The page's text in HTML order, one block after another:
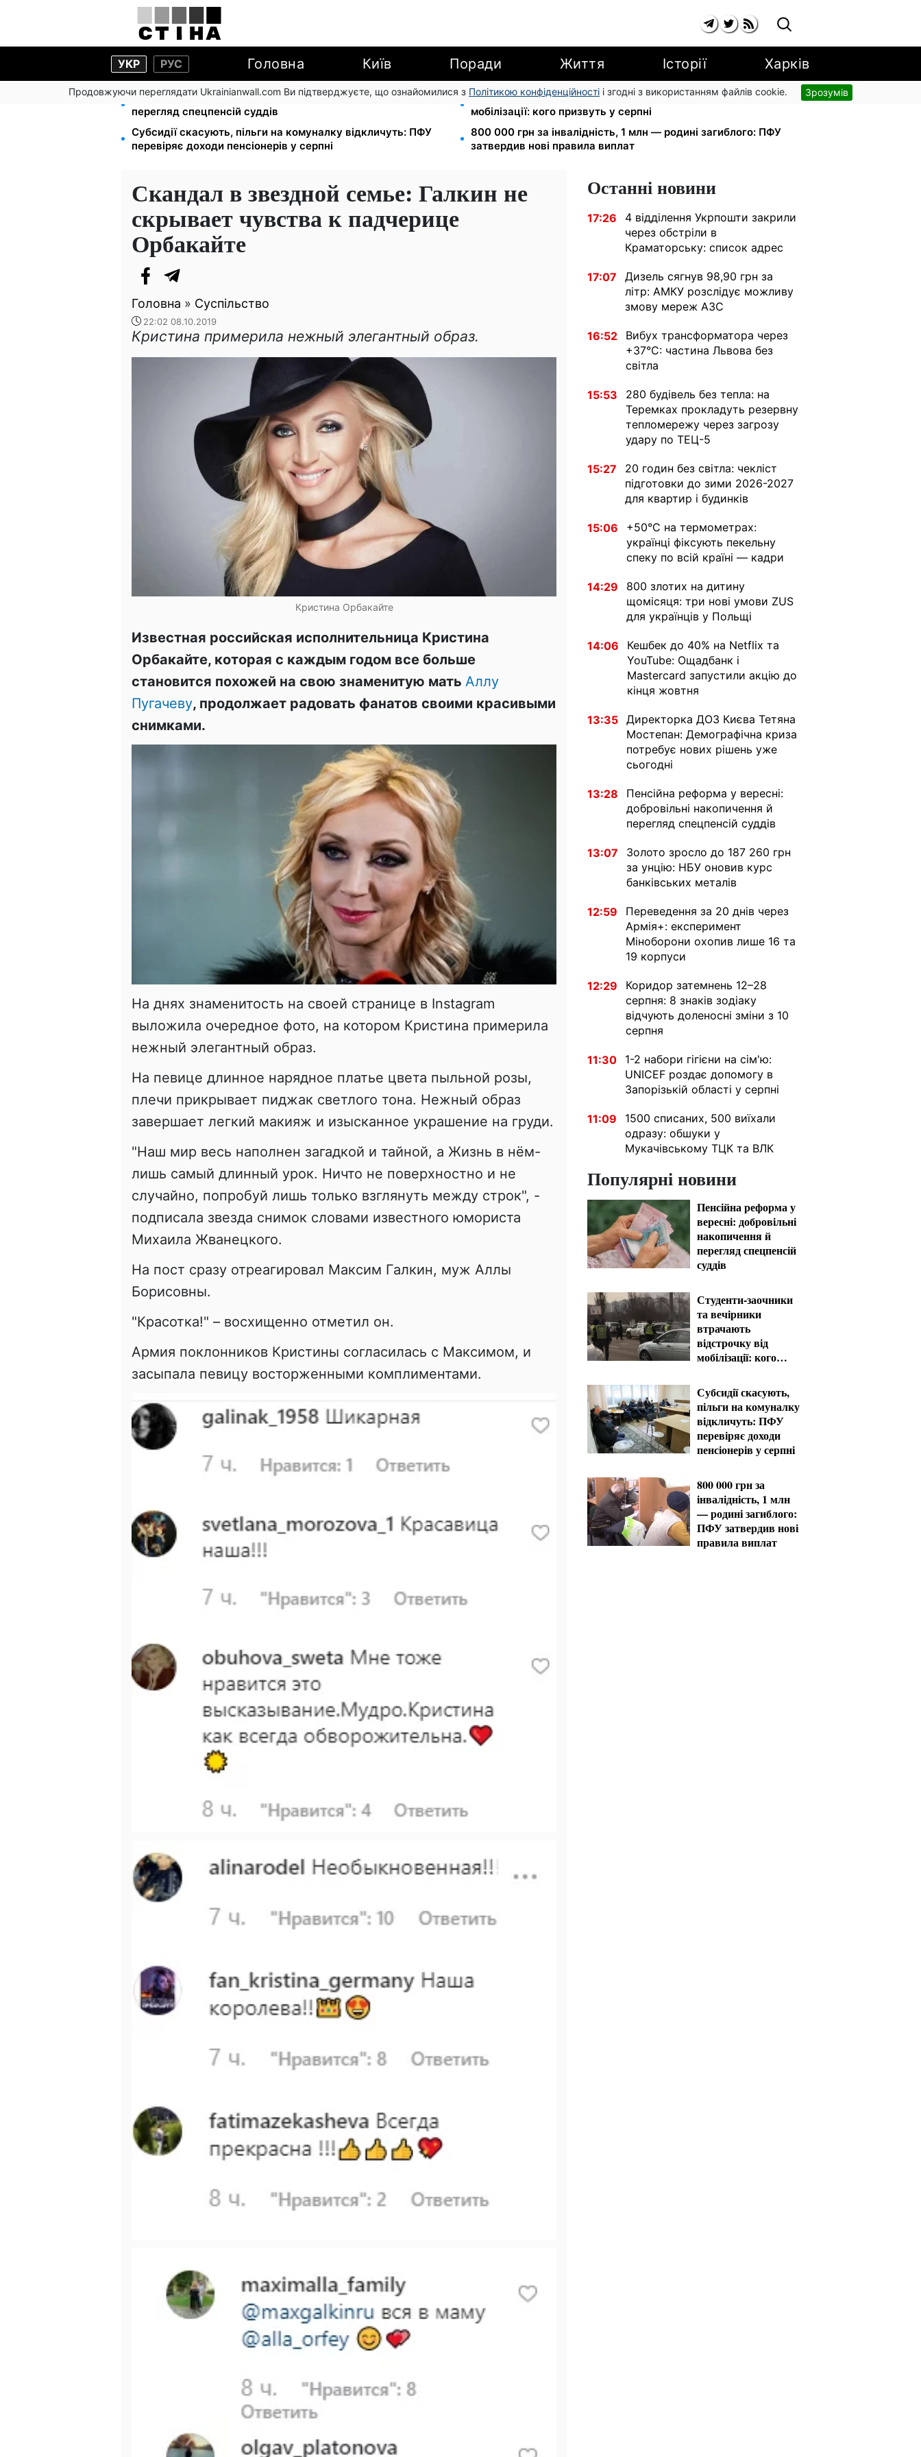
УКР РУС Головна Київ Поради Життя Історії Харків
Продовжуючи переглядати Ukrainianwall.com Ви підтверджуєте, що ознайомилися з Політикою конфіденційності і згодні з використанням файлів cookie. Зрозумів
Пенсійна реформа у вересні: добровільні накопичення й
перегляд спецпенсій суддів
Студенти-заочники та вечірники втрачають відстрочку від
мобілізації: кого призвуть у серпні
Субсидії скасують, пільги на комуналку відкличуть: ПФУ
перевіряє доходи пенсіонерів у серпні
800 000 грн за інвалідність, 1 млн — родині загиблого: ПФУ
затвердив нові правила виплат
Скандал в звездной семье: Галкин не
скрывает чувства к падчерице
Орбакайте
Головна » Суспільство
22:02 08.10.2019
Кристина примерила нежный элегантный образ.
Кристина Орбакайте
Известная российская исполнительница Кристина
Орбакайте, которая с каждым годом все больше
становится похожей на свою знаменитую мать Аллу
Пугачеву, продолжает радовать фанатов своими красивыми
снимками.
На днях знаменитость на своей странице в Instagram
выложила очередное фото, на котором Кристина примерила
нежный элегантный образ.
На певице длинное нарядное платье цвета пыльной розы,
плечи прикрывает пиджак светлого тона. Нежный образ
завершает легкий макияж и изысканное украшение на груди.
"Наш мир весь наполнен загадкой и тайной, а Жизнь в нём-
лишь самый длинный урок. Ничто не поверхностно и не
случайно, попробуй лишь только взглянуть между строк", -
подписала звезда снимок словами известного юмориста
Михаила Жванецкого.
На пост сразу отреагировал Максим Галкин, муж Аллы
Борисовны.
"Красотка!" – восхищенно отметил он.
Армия поклонников Кристины согласилась с Максимом, и
засыпала певицу восторженными комплиментами.
Останні новини
17:26
4 відділення Укрпошти закрили
через обстріли в
Краматорську: список адрес
17:07
Дизель сягнув 98,90 грн за
літр: АМКУ розслідує можливу
змову мереж АЗС
16:52
Вибух трансформатора через
+37°C: частина Львова без
світла
15:53
280 будівель без тепла: на
Теремках прокладуть резервну
тепломережу через загрозу
удару по ТЕЦ-5
15:27
20 годин без світла: чекліст
підготовки до зими 2026-2027
для квартир і будинків
15:06
+50°C на термометрах:
українці фіксують пекельну
спеку по всій країні — кадри
14:29
800 злотих на дитину
щомісяця: три нові умови ZUS
для українців у Польщі
14:06
Кешбек до 40% на Netflix та
YouTube: Ощадбанк і
Mastercard запустили акцію до
кінця жовтня
13:35 Директорка ДОЗ Києва Тетяна
Мостепан: Демографічна криза
потребує нових рішень уже
сьогодні
13:28
Пенсійна реформа у вересні:
добровільні накопичення й
перегляд спецпенсій суддів
13:07
Золото зросло до 187 260 грн
за унцію: НБУ оновив курс
банківських металів
12:59
Переведення за 20 днів через
Армія+: експеримент
Міноборони охопив лише 16 та
19 корпуси
12:29
Коридор затемнень 12–28
серпня: 8 знаків зодіаку
відчують доленосні зміни з 10
серпня
11:30
1-2 набори гігієни на сім'ю:
UNICEF роздає допомогу в
Запорізькій області у серпні
11:09
1500 списаних, 500 виїхали
одразу: обшуки у
Мукачівському ТЦК та ВЛК
Популярні новини
Пенсійна реформа у
вересні: добровільні
накопичення й
перегляд спецпенсій
суддів
Студенти-заочники
та вечірники
втрачають
відстрочку від
мобілізації: кого
Субсидії скасують,
пільги на комуналку
відкличуть: ПФУ
перевіряє доходи
пенсіонерів у серпні
800 000 грн за
інвалідність, 1 млн
— родині загиблого:
ПФУ затвердив нові
правила виплат